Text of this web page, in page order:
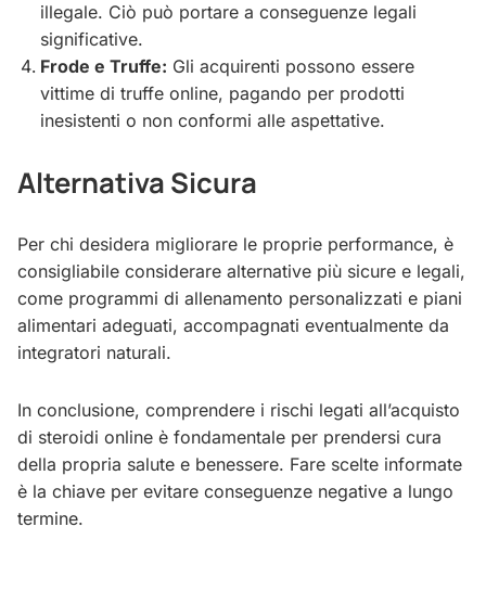
illegale. Ciò può portare a conseguenze legali
significative.
Frode e Truffe: Gli acquirenti possono essere
vittime di truffe online, pagando per prodotti
inesistenti o non conformi alle aspettative.
Alternativa Sicura
Per chi desidera migliorare le proprie performance, è
consigliabile considerare alternative più sicure e legali,
come programmi di allenamento personalizzati e piani
alimentari adeguati, accompagnati eventualmente da
integratori naturali.
In conclusione, comprendere i rischi legati all’acquisto
di steroidi online è fondamentale per prendersi cura
della propria salute e benessere. Fare scelte informate
è la chiave per evitare conseguenze negative a lungo
termine.